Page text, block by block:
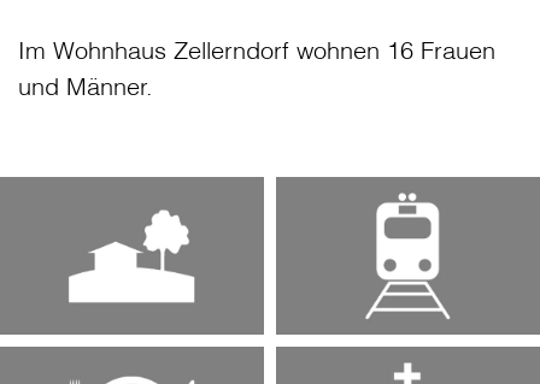
Im Wohnhaus Zellerndorf wohnen 16 Frauen
und Männer.